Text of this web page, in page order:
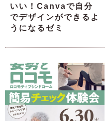
いい！Canvaで自分
でデザインができるよ
うになるゼミ